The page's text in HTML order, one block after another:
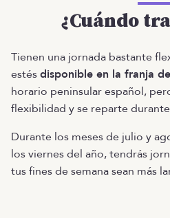
¿Cuándo
Tienen una jornada bastante
estésdisponible en la franja
horario peninsular español,
flexibilidad y se reparte
Durante los meses de julio y
los viernes del año, tendrás
tus fines de semana sean más